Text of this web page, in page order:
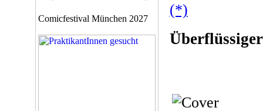
Comicfestival München 2027
(*)